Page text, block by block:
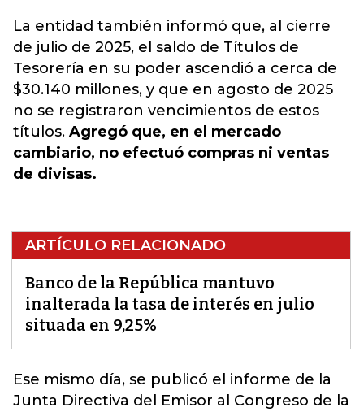
La entidad también informó que, al cierre
de julio de 2025, el saldo de Títulos de
Tesorería en su poder ascendió a cerca de
$30.140 millones, y que en agosto de 2025
no se registraron vencimientos de estos
títulos. Agregó que, en el mercado
cambiario, no efectuó compras ni ventas
de divisas.
ARTÍCULO RELACIONADO
Banco de la República mantuvo
inalterada la tasa de interés en julio
situada en 9,25%
Ese mismo día, se publicó el informe de la
Junta Directiva del Emisor al Congreso de la